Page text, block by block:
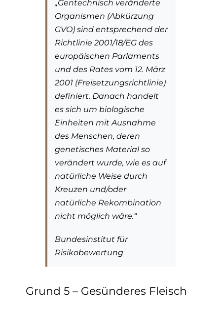
„Gentechnisch veränderte
Organismen (Abkürzung
GVO) sind entsprechend der
Richtlinie 2001/18/EG des
europäischen Parlaments
und des Rates vom 12. März
2001 (Freisetzungsrichtlinie)
definiert. Danach handelt
es sich um biologische
Einheiten mit Ausnahme
des Menschen, deren
genetisches Material so
verändert wurde, wie es auf
natürliche Weise durch
Kreuzen und/oder
natürliche Rekombination
nicht möglich wäre.“
Bundesinstitut für
Risikobewertung
Grund 5 – Gesünderes Fleisch